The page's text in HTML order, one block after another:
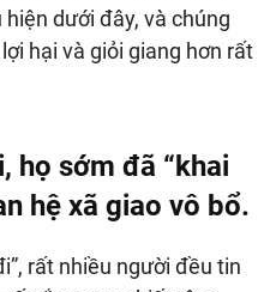
dưới đây, và chúng
hại và giỏi giang hơn rất
họ sớm đã “khai
hệ xã giao vô bổ.
rất nhiều người đều tin